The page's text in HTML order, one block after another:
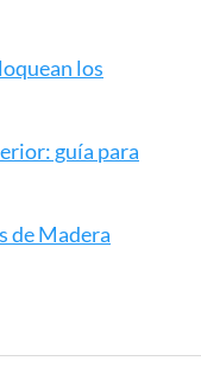
los
guía para
de Madera